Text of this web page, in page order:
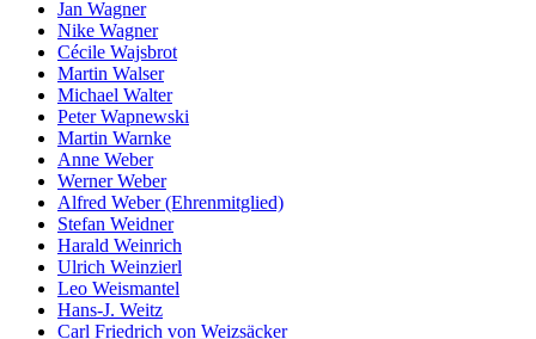
Jan Wagner
Nike Wagner
Cécile Wajsbrot
Martin Walser
Michael Walter
Peter Wapnewski
Martin Warnke
Anne Weber
Werner Weber
Alfred Weber (Ehrenmitglied)
Stefan Weidner
Harald Weinrich
Ulrich Weinzierl
Leo Weismantel
Hans-J. Weitz
Carl Friedrich von Weizsäcker